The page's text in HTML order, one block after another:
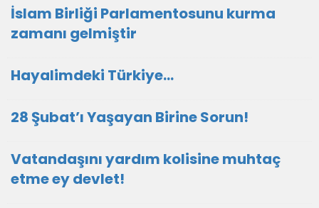
İslam Birliği Parlamentosunu kurma
zamanı gelmiştir
Hayalimdeki Türkiye…
28 Şubat’ı Yaşayan Birine Sorun!
Vatandaşını yardım kolisine muhtaç
etme ey devlet!